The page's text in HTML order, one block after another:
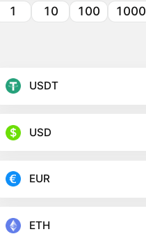
1 10 100 1000
USDT
USD
EUR
ETH